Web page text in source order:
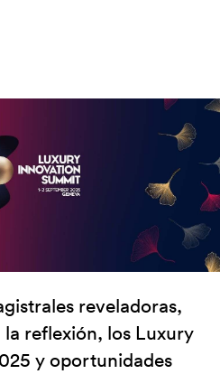
reveladoras,
reflexión, los Luxury
y oportunidades